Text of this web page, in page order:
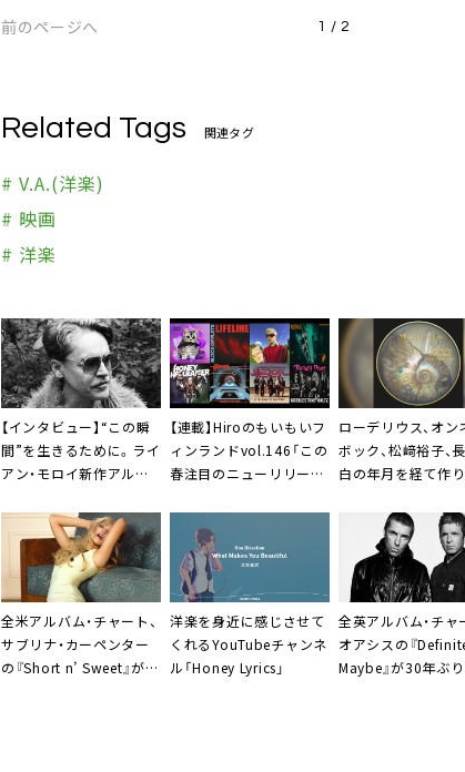
前のページへ 1 / 2
Related Tags 関連タグ
# V.A.(洋楽)
# 映画
# 洋楽
【インタビュー】“この瞬
間”を生きるために。ライ
アン・モロイ新作アルバ
Our Lives』
【連載】Hiroのもいもいフ
ィンランドvol.146「この
春注目のニューリリース
ローデリウス、オン
ボック、松﨑裕子、
白の年月を経て作
全米アルバム・チャート、
サブリナ・カーペンター
の『Short n’ Sweet』が2
洋楽を身近に感じさせて
くれるYouTubeチャンネ
ル「Honey Lyrics」
全英アルバム・チャ
オアシスの『
Maybe』が30年ぶ